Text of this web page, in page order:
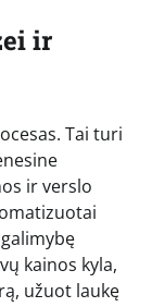
ir
Tai turi
ir verslo
kainos kyla,
užuot laukę